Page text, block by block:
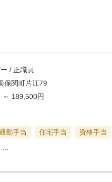
/ 正職員
保関町片江79
～ 189,500円
勤手当 住宅手当 資格手当